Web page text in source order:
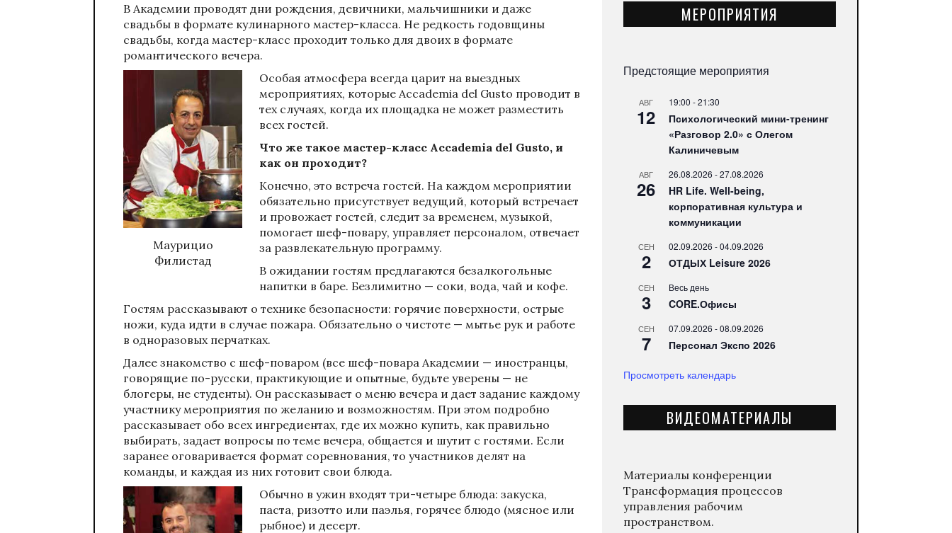
В Академии проводят дни рождения, девичники, мальчишники и даже
свадьбы в формате кулинарного мастер-класса. Не редкость годовщины
свадьбы, когда мастер-класс проходит только для двоих в формате
романтического вечера.
Маурицио
Филистад
Особая атмосфера всегда царит на выездных
мероприятиях, которые Accademia del Gusto проводит в
тех случаях, когда их площадка не может разместить
всех гостей.
Что же такое мастер-класс Accademia del Gusto, и
как он проходит?
Конечно, это встреча гостей. На каждом мероприятии
обязательно присутствует ведущий, который встречает
и провожает гостей, следит за временем, музыкой,
помогает шеф-повару, управляет персоналом, отвечает
за развлекательную программу.
В ожидании гостям предлагаются безалкогольные
напитки в баре. Безлимитно — соки, вода, чай и кофе.
Гостям рассказывают о технике безопасности: горячие поверхности, острые
ножи, куда идти в случае пожара. Обязательно о чистоте — мытье рук и работе
в одноразовых перчатках.
Далее знакомство с шеф-поваром (все шеф-повара Академии — иностранцы,
говорящие по-русски, практикующие и опытные, будьте уверены — не
блогеры, не студенты). Он рассказывает о меню вечера и дает задание каждому
участнику мероприятия по желанию и возможностям. При этом подробно
рассказывает обо всех ингредиентах, где их можно купить, как правильно
выбирать, задает вопросы по теме вечера, общается и шутит с гостями. Если
заранее оговаривается формат соревнования, то участников делят на
команды, и каждая из них готовит свои блюда.
Обычно в ужин входят три-четыре блюда: закуска,
паста, ризотто или паэлья, горячее блюдо (мясное или
рыбное) и десерт.
МЕРОПРИЯТИЯ
Предстоящие мероприятия
АВГ
12
19:00 -21:30
Психологический мини-тренинг
«Разговор 2.0» с Олегом
Калиничевым
АВГ
26
26.08.2026 -27.08.2026
HR Life. Well-being,
корпоративная культура и
коммуникации
СЕН
2
02.09.2026 -04.09.2026
ОТДЫХ Leisure 2026
СЕН
3
Весь день
CORE.Офисы
СЕН
7
07.09.2026 -08.09.2026
Персонал Экспо 2026
Просмотреть календарь
ВИДЕОМАТЕРИАЛЫ
Материалы конференции
Трансформация процессов
управления рабочим
пространством.